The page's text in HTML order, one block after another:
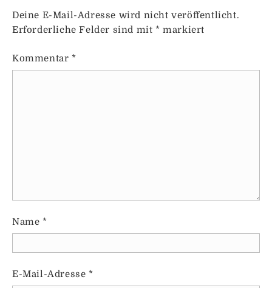
Deine E-Mail-Adresse wird nicht veröffentlicht.
Erforderliche Felder sind mit* markiert
Kommentar *
Name *
E-Mail-Adresse *